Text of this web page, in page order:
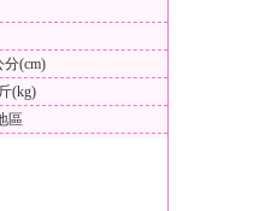
分(cm)
(kg)
區